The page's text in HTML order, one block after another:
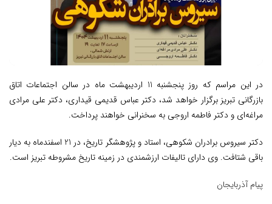
در این مراسم که روز پنجشنبه 11 اردیبهشت ماه در سالن اجتماعات اتاق
بازرگانی تبریز برگزار خواهد شد، دکتر عباس قدیمی قیداری، دکتر علی مرادی
مراغه‌ای و دکتر فاطمه اروجی به سخنرانی خواهند پرداخت.
دکتر سیروس برادران شکوهی، استاد و پژوهشگر تاریخ، در 21 اسفندماه به دیار
باقی شتافت. وی دارای تالیفات ارزشمندی در زمینه تاریخ مشروطه تبریز است.
پیام آذربایجان